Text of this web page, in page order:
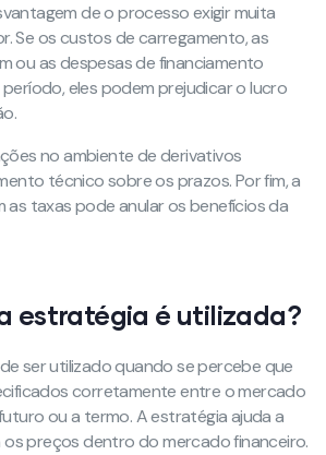
de o processo exigir muita
Se os custos de carregamento, as
ou as despesas de financiamento
eles podem prejudicar o lucro
no ambiente de derivativos
técnico sobre os prazos. Por fim, a
taxas pode anular os benefícios da
estratégia é utilizada?
ser utilizado quando se percebe que
corretamente entre o mercado
ou a termo. A estratégia ajuda a
preços dentro do mercado financeiro.